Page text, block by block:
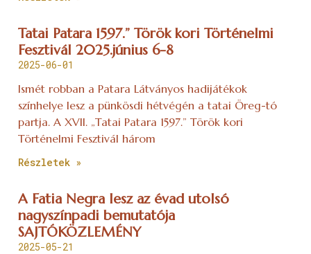
Tatai Patara 1597.” Török kori Történelmi
Fesztivál 2025.június 6-8
2025-06-01
Ismét robban a Patara Látványos hadijátékok
színhelye lesz a pünkösdi hétvégén a tatai Öreg-tó
partja. A XVII. „Tatai Patara 1597.” Török kori
Történelmi Fesztivál három
Részletek »
A Fatia Negra lesz az évad utolsó
nagyszínpadi bemutatója
SAJTÓKÖZLEMÉNY
2025-05-21